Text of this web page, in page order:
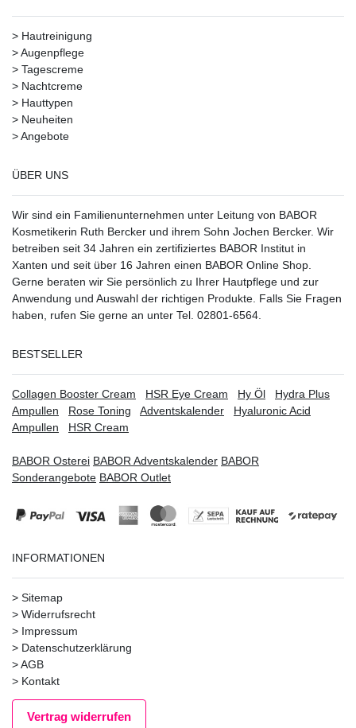
> Hautreinigung
>Augenpflege
> Tagescreme
> Nachtcreme
> Hauttypen
> Neuheiten
>Angebote
ÜBER UNS
Wir sind ein Familienunternehmen unter Leitung von BABOR
Kosmetikerin Ruth Bercker und ihrem Sohn Jochen Bercker. Wir
betreiben seit 34 Jahren ein zertifiziertes BABOR Institut in
Xanten und seit über 16 Jahren einen BABOR Online Shop.
Gerne beraten wir Sie persönlich zu Ihrer Hautpflege und zur
Anwendung und Auswahl der richtigen Produkte. Falls Sie Fragen
haben, rufen Sie gerne an unter Tel. 02801-6564.
BESTSELLER
Collagen Booster Cream HSR Eye Cream Hy Öl
Hydra Plus
Ampullen
Rose Toning Adventskalender
Hyaluronic Acid
Ampullen
HSR Cream
BABOR Osterei BABOR Adventskalender BABOR
Sonderangebote BABOR Outlet
INFORMATIONEN
> Sitemap
> Widerrufsrecht
> Impressum
> Datenschutzerklärung
>AGB
> Kontakt
Vertrag widerrufen